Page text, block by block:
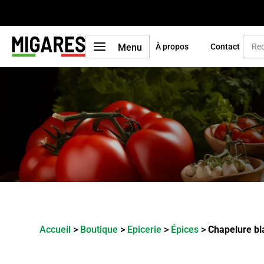
a Menu À propos Contact
Accueil > Boutique > Epicerie > Épices >Chapelure